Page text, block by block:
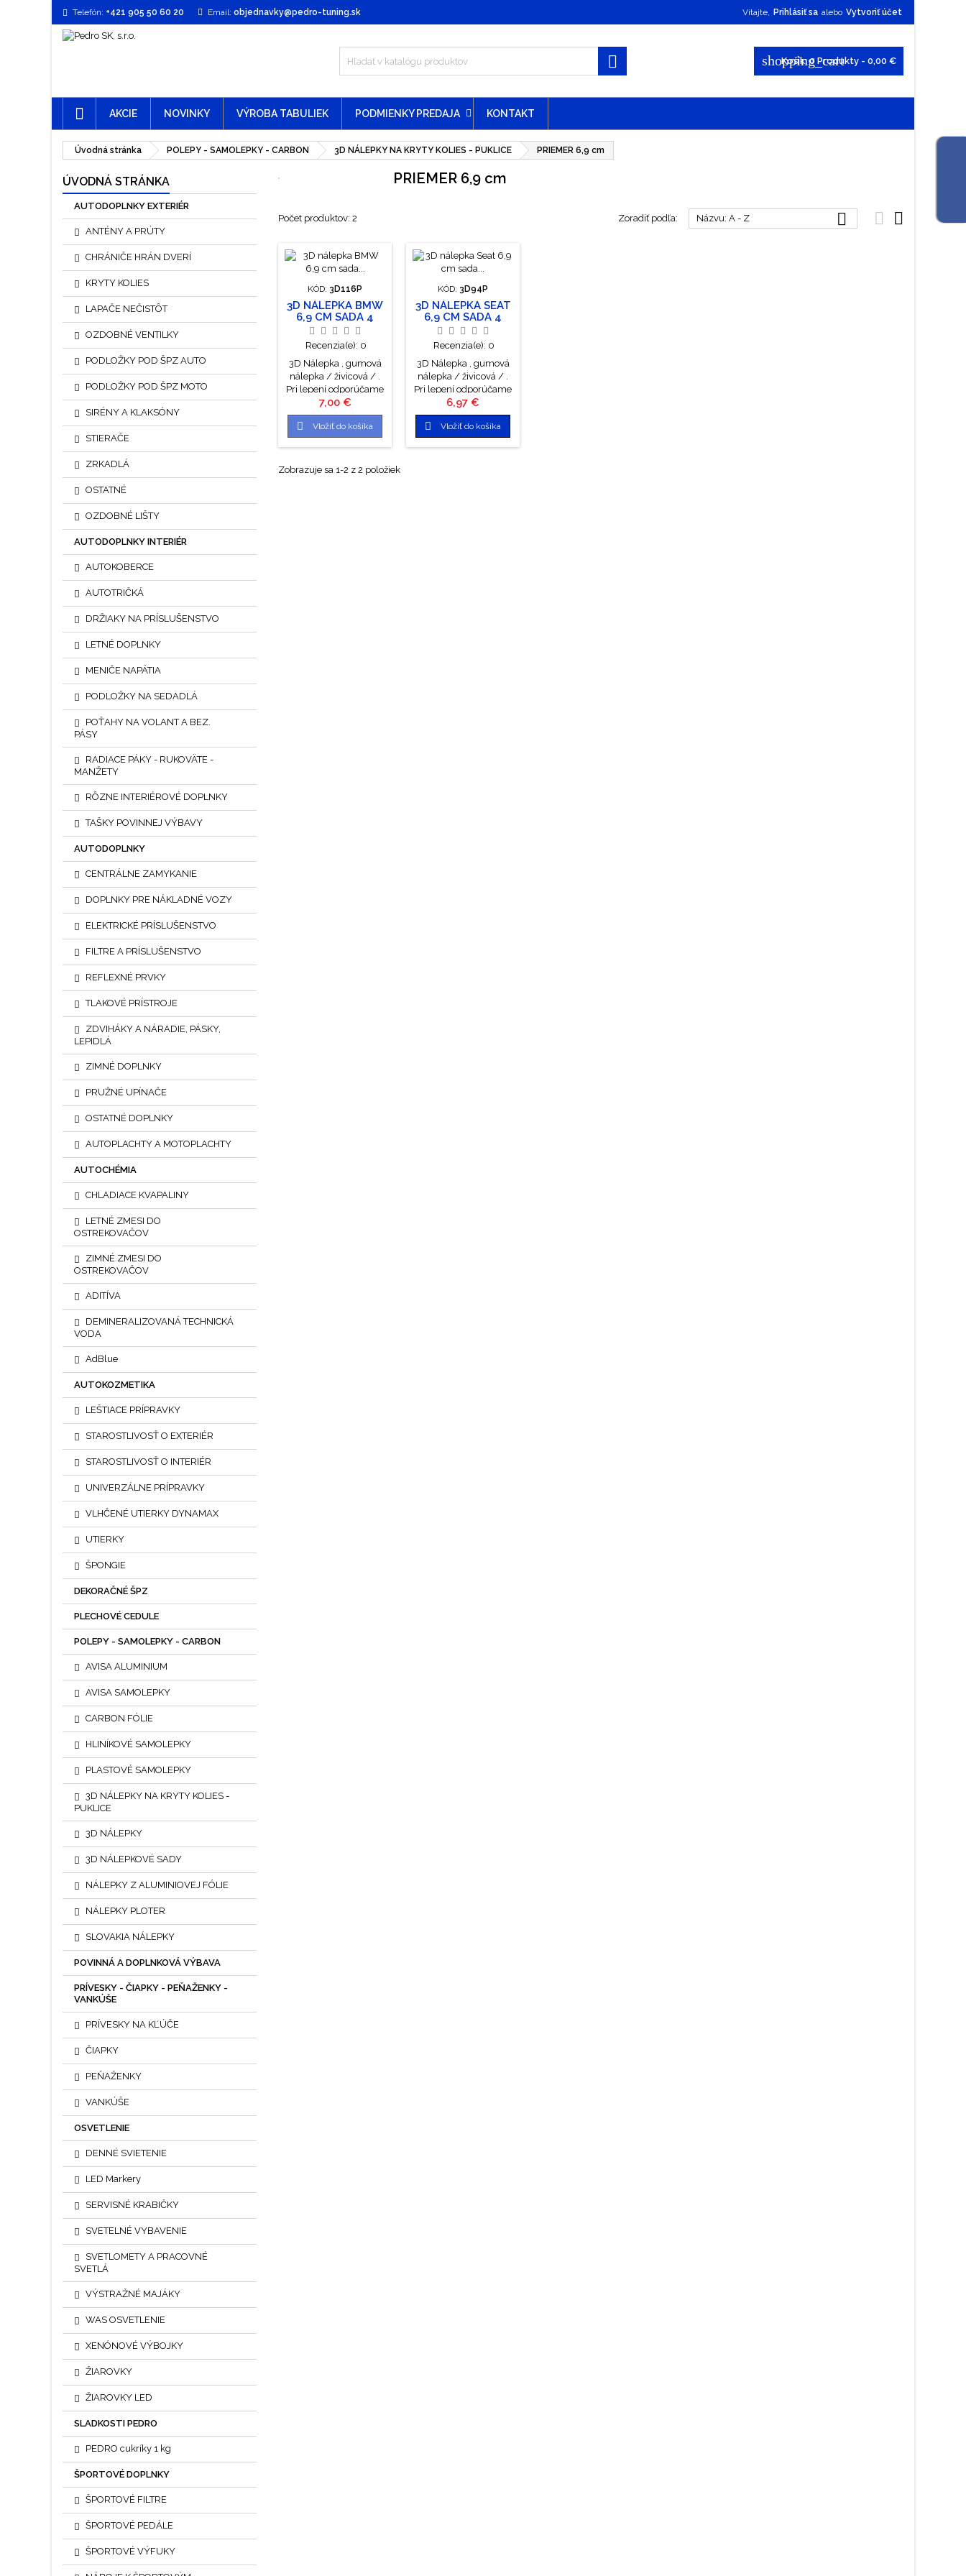
Telefón: +421 905 50 60 20 Email: objednavky@pedro-tuning.sk Vitajte, Prihlásiť sa alebo Vytvoriť účet
shopping_cart
Košík: 0 Produkty - 0,00 €

AKCIE NOVINKY VÝROBA TABULIEK PODMIENKY PREDAJA KONTAKT
Úvodná stránka POLEPY - SAMOLEPKY - CARBON 3D NÁLEPKY NA KRYTY KOLIES - PUKLICE PRIEMER 6,9 cm
ÚVODNÁ STRÁNKA
AUTODOPLNKY EXTERIÉR
ANTÉNY A PRÚTY
CHRÁNIČE HRÁN DVERÍ
KRYTY KOLIES
LAPAČE NEČISTÔT
OZDOBNÉ VENTILKY
PODLOŽKY POD ŠPZ AUTO
PODLOŽKY POD ŠPZ MOTO
SIRÉNY A KLAKSÓNY
STIERAČE
ZRKADLÁ
OSTATNÉ
OZDOBNÉ LIŠTY
AUTODOPLNKY INTERIÉR
AUTOKOBERCE
AUTOTRIČKÁ
DRŽIAKY NA PRÍSLUŠENSTVO
LETNÉ DOPLNKY
MENIČE NAPÄTIA
PODLOŽKY NA SEDADLÁ
POŤAHY NA VOLANT A BEZ.
PÁSY
RADIACE PÁKY - RUKOVÄTE -
MANŽETY
RÔZNE INTERIÉROVÉ DOPLNKY
TAŠKY POVINNEJ VÝBAVY
AUTODOPLNKY
CENTRÁLNE ZAMYKANIE
DOPLNKY PRE NÁKLADNÉ VOZY
ELEKTRICKÉ PRÍSLUŠENSTVO
FILTRE A PRÍSLUŠENSTVO
REFLEXNÉ PRVKY
TLAKOVÉ PRÍSTROJE
ZDVIHÁKY A NÁRADIE, PÁSKY,
LEPIDLÁ
ZIMNÉ DOPLNKY
PRUŽNÉ UPÍNAČE
OSTATNÉ DOPLNKY
AUTOPLACHTY A MOTOPLACHTY
AUTOCHÉMIA
CHLADIACE KVAPALINY
LETNÉ ZMESI DO
OSTREKOVAČOV
ZIMNÉ ZMESI DO
OSTREKOVAČOV
ADITÍVA
DEMINERALIZOVANÁ TECHNICKÁ
VODA
AdBlue
AUTOKOZMETIKA
LEŠTIACE PRÍPRAVKY
STAROSTLIVOSŤ O EXTERIÉR
STAROSTLIVOSŤ O INTERIÉR
UNIVERZÁLNE PRÍPRAVKY
VLHČENÉ UTIERKY DYNAMAX
UTIERKY
ŠPONGIE
DEKORAČNÉ ŠPZ
PLECHOVÉ CEDULE
POLEPY - SAMOLEPKY - CARBON
AVISA ALUMINIUM
AVISA SAMOLEPKY
CARBON FÓLIE
HLINÍKOVÉ SAMOLEPKY
PLASTOVÉ SAMOLEPKY
3D NÁLEPKY NA KRYTY KOLIES -
PUKLICE
3D NÁLEPKY
3D NÁLEPKOVÉ SADY
NÁLEPKY Z ALUMINIOVEJ FÓLIE
NÁLEPKY PLOTER
SLOVAKIA NÁLEPKY
POVINNÁ A DOPLNKOVÁ VÝBAVA
PRÍVESKY - ČIAPKY - PEŇAŽENKY -
VANKÚŠE
PRÍVESKY NA KĽÚČE
ČIAPKY
PEŇAŽENKY
VANKÚŠE
OSVETLENIE
DENNÉ SVIETENIE
LED Markery
SERVISNÉ KRABIČKY
SVETELNÉ VYBAVENIE
SVETLOMETY A PRACOVNÉ
SVETLÁ
VÝSTRAŽNÉ MAJÁKY
WAS OSVETLENIE
XENÓNOVÉ VÝBOJKY
ŽIAROVKY
ŽIAROVKY LED
SLADKOSTI PEDRO
PEDRO cukríky 1 kg
ŠPORTOVÉ DOPLNKY
ŠPORTOVÉ FILTRE
ŠPORTOVÉ PEDÁLE
ŠPORTOVÉ VÝFUKY
PRIEMER 6,9 cm
Počet produktov: 2 Zoradiť podľa: Názvu: A - Z   
KÓD: 3D116P
3D NÁLEPKA BMW
6,9 CM SADA 4
KUSY
Recenzia(e): 0
3D Nálepka , gumová
nálepka / živicová / .
Pri lepení odporúčame
nálepku nahriať.
Priemer nálepky 6,9
cm . Predaj len sada 4
kusy.
Cena
7,00 €
 Vložiť do košíka
KÓD: 3D94P
3D NÁLEPKA SEAT
6,9 CM SADA 4
KUSY
Recenzia(e): 0
3D Nálepka , gumová
nálepka / živicová / .
Pri lepení odporúčame
nálepku nahriať.
Priemer nálepky 6,9
cm . Predaj len sada 4
kusy.
Cena
6,97 €
 Vložiť do košíka
Zobrazuje sa 1-2 z 2 položiek